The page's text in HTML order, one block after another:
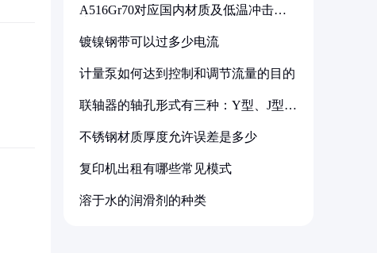
A516Gr70对应国内材质及低温冲击要
镀镍钢带可以过多少电流
计量泵如何达到控制和调节流量的目的
联轴器的轴孔形式有三种：Y型、J型、
不锈钢材质厚度允许误差是多少
复印机出租有哪些常见模式
溶于水的润滑剂的种类